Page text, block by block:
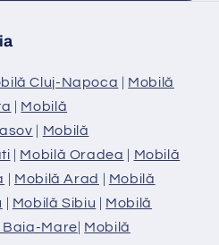
Cluj-Napoca | Mobilă
| Mobilă
| Mobilă
| Mobilă Oradea | Mobilă
| Mobilă Arad | Mobilă
| Mobilă Sibiu | Mobilă
Baia-Mare| Mobilă